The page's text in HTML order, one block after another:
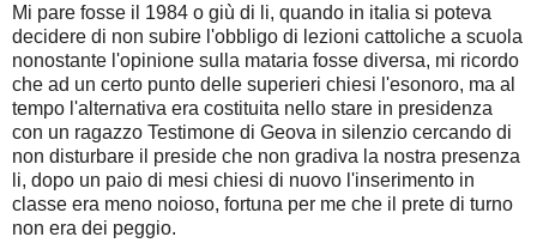
Mi pare fosse il 1984 o giù di li, quando in italia si poteva
decidere di non subire l'obbligo di lezioni cattoliche a scuola
nonostante l'opinione sulla mataria fosse diversa, mi ricordo
che ad un certo punto delle superieri chiesi l'esonoro, ma al
tempo l'alternativa era costituita nello stare in presidenza
con un ragazzo Testimone di Geova in silenzio cercando di
non disturbare il preside che non gradiva la nostra presenza
li, dopo un paio di mesi chiesi di nuovo l'inserimento in
classe era meno noioso, fortuna per me che il prete di turno
non era dei peggio.